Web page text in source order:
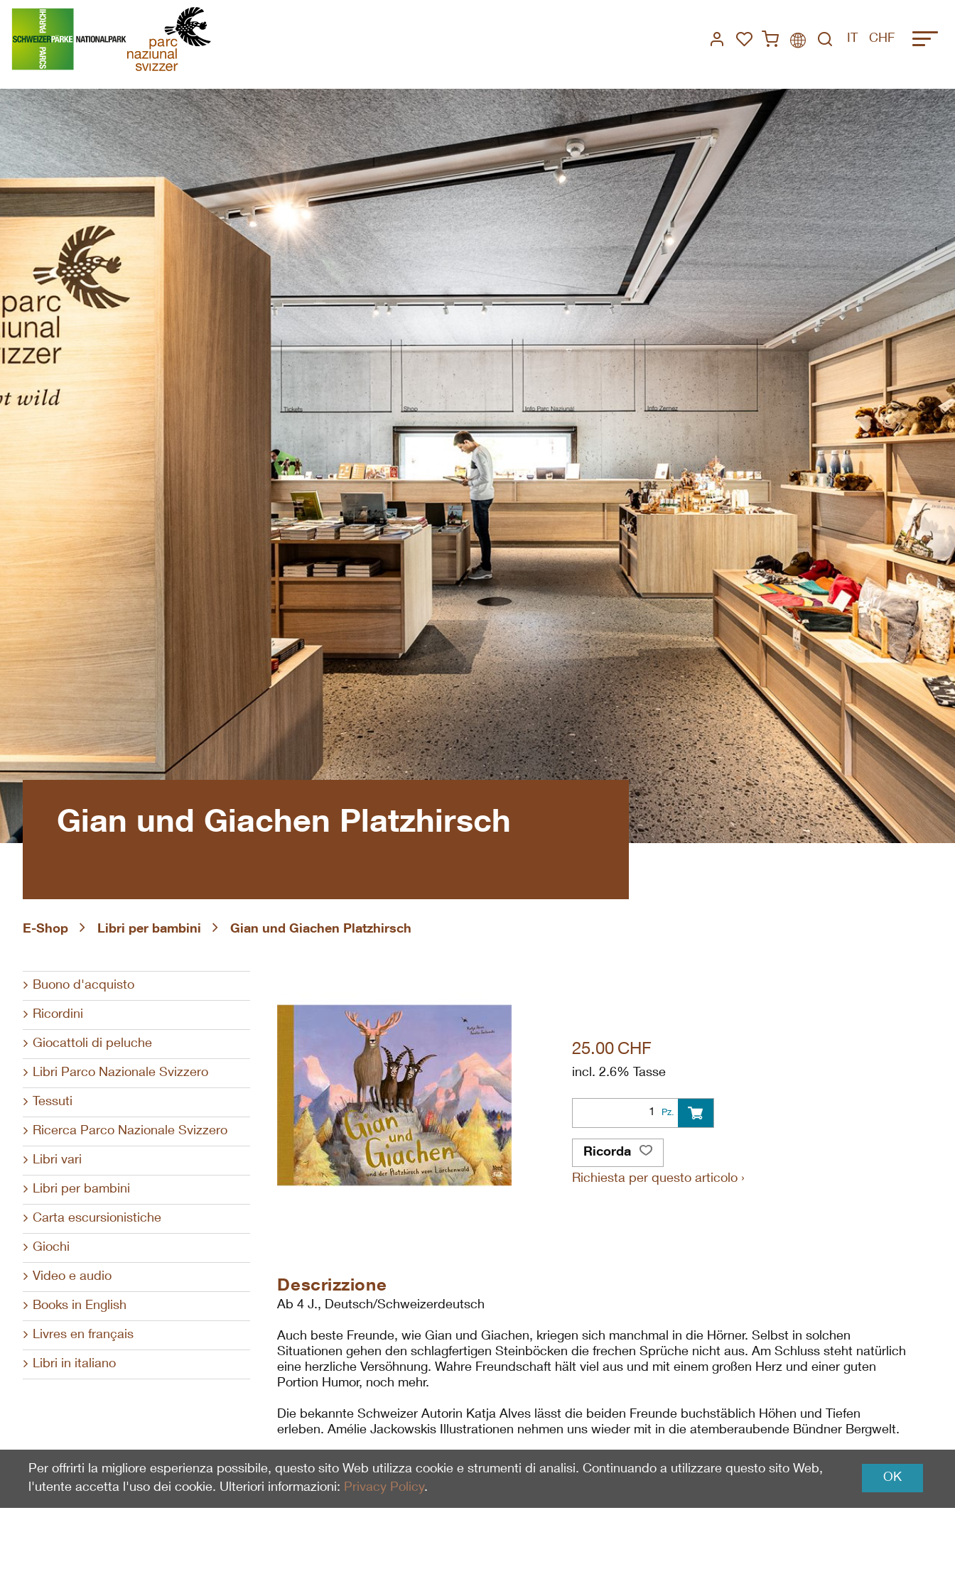
IT CHF
E-Shop Libri per bambini Gian und Giachen Platzhirsch
Buono d'acquisto
Ricordini
Giocattoli di peluche
Libri Parco Nazionale Svizzero
Tessuti
Ricerca Parco Nazionale Svizzero
Libri vari
Libri per bambini
Carta escursionistiche
Giochi
Video e audio
Books in English
Livres en français
Libri in italiano
Gian und Giachen Platzhirsch
25.00 CHF
incl. 2.6% Tasse
Pz.
Ricorda
Richiesta per questo articolo ›
Descrizzione
Ab 4 J., Deutsch/Schweizerdeutsch
Auch beste Freunde, wie Gian und Giachen, kriegen sich manchmal in die Hörner. Selbst in solchen
Situationen gehen den schlagfertigen Steinböcken die frechen Sprüche nicht aus. Am Schluss steht natürlich
eine herzliche Versöhnung. Wahre Freundschaft hält viel aus und mit einem großen Herz und einer guten
Portion Humor, noch mehr.
Die bekannte Schweizer Autorin Katja Alves lässt die beiden Freunde buchstäblich Höhen und Tiefen
erleben. Amélie Jackowskis Illustrationen nehmen uns wieder mit in die atemberaubende Bündner Bergwelt.
OK
Per offrirti la migliore esperienza possibile, questo sito Web utilizza cookie e strumenti di analisi. Continuando a utilizzare questo sito Web,
l'utente accetta l'uso dei cookie. Ulteriori informazioni: Privacy Policy.